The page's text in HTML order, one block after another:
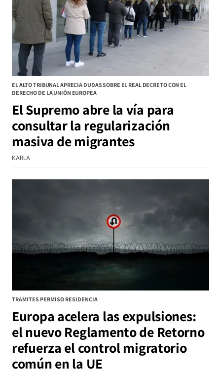
EL ALTO TRIBUNAL APRECIA DUDAS SOBRE EL REAL DECRETO CON EL
DERECHO DE LA UNIÓN EUROPEA
El Supremo abre la vía para
consultar la regularización
masiva de migrantes
KARLA
TRAMITES PERMISO RESIDENCIA
Europa acelera las expulsiones:
el nuevo Reglamento de Retorno
refuerza el control migratorio
común en la UE